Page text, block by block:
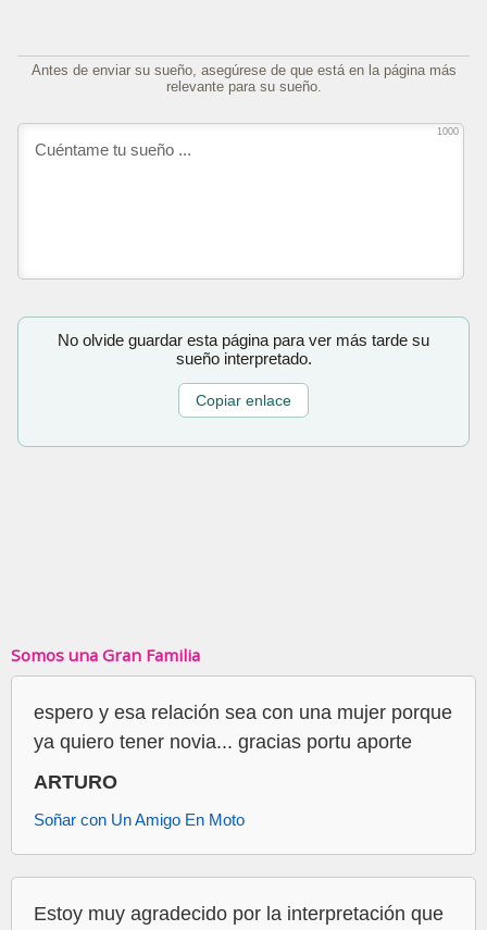
Antes de enviar su sueño, asegúrese de que está en la página más
relevante para su sueño.
1000
No olvide guardar esta página para ver más tarde su
sueño interpretado.
Copiar enlace
Somos una Gran Familia
espero y esa relación sea con una mujer porque
ya quiero tener novia... gracias portu aporte
ARTURO
Soñar con Un Amigo En Moto
Estoy muy agradecido por la interpretación que